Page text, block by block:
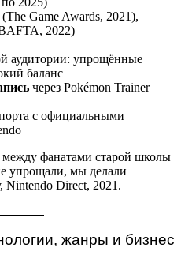
Game Awards, 2021),
2022)
аудитории: упрощённые
баланс
через Pokémon Trainer
с официальными
фанатами старой школы
упрощали, мы делали
Direct, 2021.
жанры и бизнес